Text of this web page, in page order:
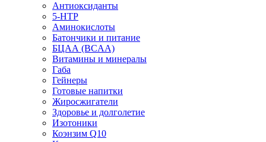
Антиоксиданты
5-HTP
Аминокислоты
Батончики и питание
БЦАА (BCAA)
Витамины и минералы
Габа
Гейнеры
Готовые напитки
Жиросжигатели
Здоровье и долголетие
Изотоники
Коэнзим Q10